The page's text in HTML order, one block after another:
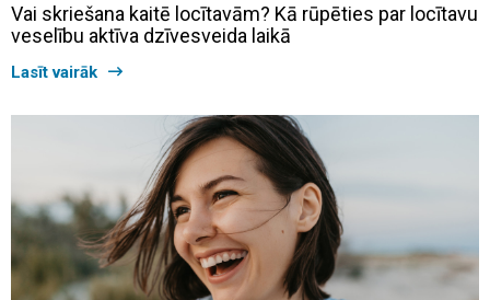
Vai skriešana kaitē locītavām? Kā rūpēties par locītavu
veselību aktīva dzīvesveida laikā
Lasīt vairāk